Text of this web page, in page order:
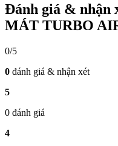
Đánh giá & nhận
MÁT TURBO
0/5
0 đánh giá & nhận xét
5
0 đánh giá
4